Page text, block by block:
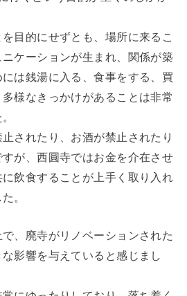
目的にせずとも、場所に来るこ
ケーションが生まれ、関係が築
は銭湯に入る、食事をする、買
様なきっかけがあることは非常
されたり、お酒が禁止されたり
が、西圓寺ではお金を介在させ
飲食することが上手く取り入れ
。
、廃寺がリノベーションされた
影響を与えていると感じまし